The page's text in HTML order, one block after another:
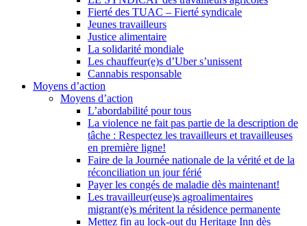
Fierté des TUAC – Fierté syndicale
Jeunes travailleurs
Justice alimentaire
La solidarité mondiale
Les chauffeur(e)s d’Uber s’unissent
Cannabis responsable
Moyens d’action
Moyens d’action
L’abordabilité pour tous
La violence ne fait pas partie de la description de
tâche : Respectez les travailleurs et travailleuses
en première ligne!
Faire de la Journée nationale de la vérité et de la
réconciliation un jour férié
Payer les congés de maladie dès maintenant!
Les travailleur(euse)s agroalimentaires
migrant(e)s méritent la résidence permanente
Mettez fin au lock-out du Heritage Inn dès